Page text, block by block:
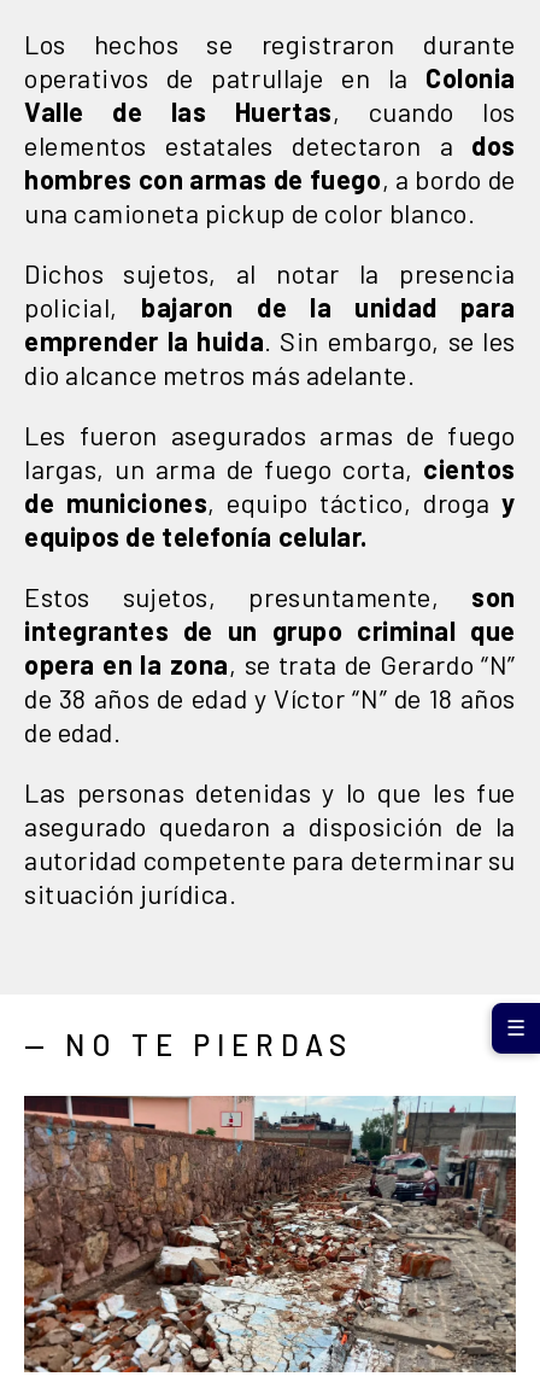
Los hechos se registraron durante
operativos de patrullaje en la Colonia
Valle de las Huertas, cuando los
elementos estatales detectaron a dos
hombres con armas de fuego, a bordo de
una camioneta pickup de color blanco.
Dichos sujetos, al notar la presencia
policial, bajaron de la unidad para
emprender la huida . Sin embargo, se les
dio alcance metros más adelante.
Les fueron asegurados armas de fuego
largas, un arma de fuego corta, cientos
de municiones, equipo táctico, droga y
equipos de telefonía celular.
Estos sujetos, presuntamente, son
integrantes de un grupo criminal que
opera en la zona, se trata de Gerardo “N”
de 38 años de edad y Víctor “N” de 18 años
de edad.
Las personas detenidas y lo que les fue
asegurado quedaron a disposición de la
autoridad competente para determinar su
situación jurídica.
— NO TE PIERDAS ☰